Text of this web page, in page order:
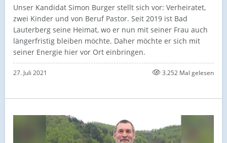
Unser Kandidat Simon Burger stellt sich vor: Verheiratet,
zwei Kinder und von Beruf Pastor. Seit 2019 ist Bad
Lauterberg seine Heimat, wo er nun mit seiner Frau auch
längerfristig bleiben möchte. Daher möchte er sich mit
seiner Energie hier vor Ort einbringen.
27. Juli 2021 3.252 Mal gelesen